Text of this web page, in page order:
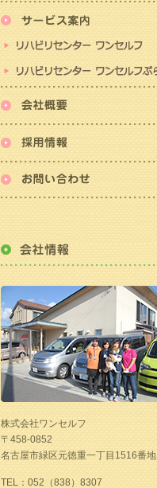
株式会社ワンセルフ
〒458-0852
名古屋市緑区元徳重一丁目1516番地
TEL：052（838）8307